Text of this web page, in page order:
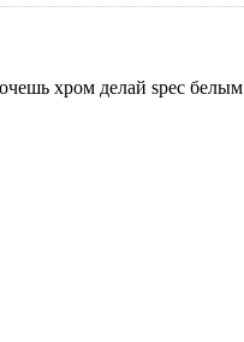
хром делай spec белым